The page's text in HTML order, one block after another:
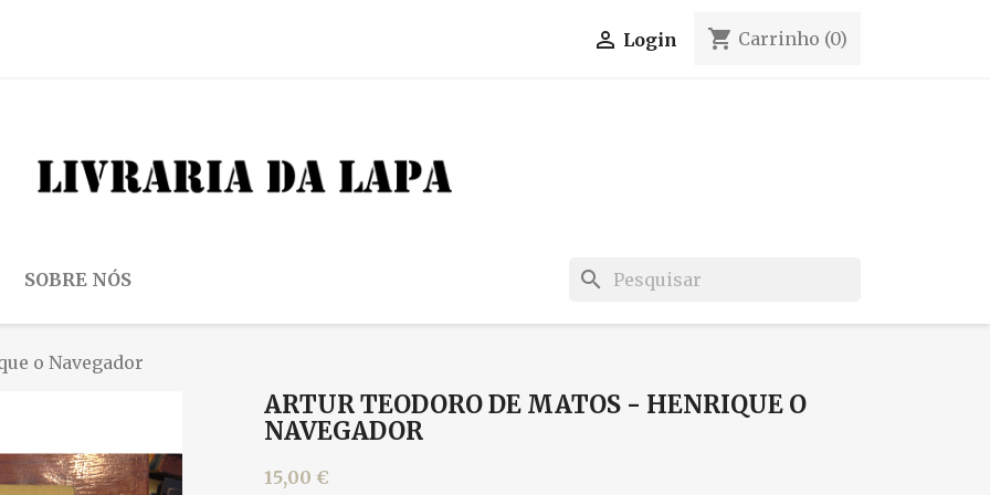
 Login shopping_cart Carrinho (0)
SOBRE NÓS search
o Navegador
ARTUR TEODORO DE MATOS - HENRIQUE O
NAVEGADOR
15,00 €